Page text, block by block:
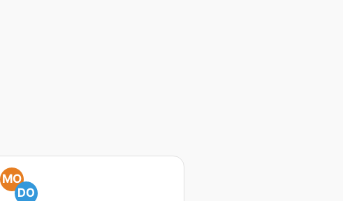
MO
DO